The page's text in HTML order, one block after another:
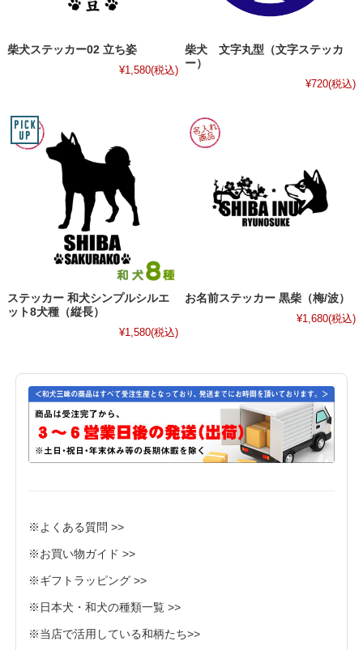
柴犬ステッカー02 立ち姿
¥1,580(税込)
柴犬 文字丸型（文字ステッカ
ー）
¥720(税込)
ステッカー 和犬シンプルシルエ
ット8犬種（縦長）
¥1,580(税込)
お名前ステッカー 黒柴（梅/波）
¥1,680(税込)
※よくある質問 >>
※お買い物ガイド >>
※ギフトラッピング >>
※日本犬・和犬の種類一覧 >>
※当店で活用している和柄たち>>